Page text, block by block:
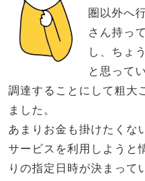
圏以外へ
さん持っ
し、ちょ
と思って
調達することにして粗大
ました。
あまりお金も掛けたくな
サービスを利用しようと
りの指定日時が決まって